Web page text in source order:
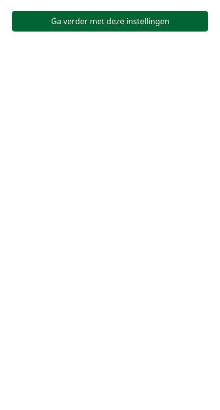
Ga verder met deze instellingen